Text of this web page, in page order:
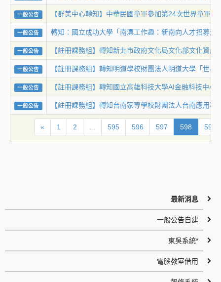
一般公告 【群美中心轉知】中華民國童軍參加第24次世界童軍
一般公告 轉知：國立成功大學「南漂工作趣：新南向人才招募活
一般公告 【註冊課務組】轉知新北市政府文化局文化部文化資
一般公告 【註冊課務組】轉知明道學校財團法人明道大學「世
一般公告 【註冊課務組】轉知國立高雄科技大學AI金融科技中
一般公告 【註冊課務組】轉知台南家專學校財團法人台南應用
« 1 2 595 596 597 598 599
最新消息
一般公告自建
東吳系統*
電腦教室借用